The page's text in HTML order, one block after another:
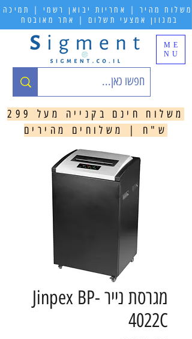
ME
NU
משלוח מהיר | אחריות יבואן רשמי | תמיכה
במגוון אמצעי תשלום | אתר מאובטח
משלוח חינם בקנייה מעל 299
ש"ח | משלוחים מהירים
מגרסת נייר Jinpex BP-
4022C